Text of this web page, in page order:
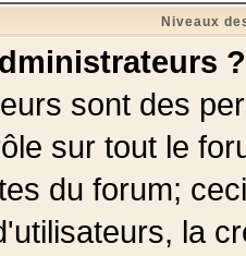
Niveaux
?
sont des
sur tout le
du forum;
la